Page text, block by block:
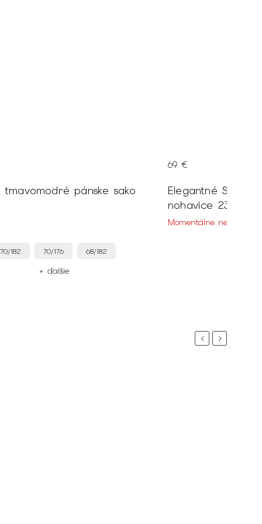
tmavomodré pánske sako
70/182 70/176 68/182
+ ďalšie
Elegantné Slim fit
nohavice 23445
Momentálne
69 €
PreviousNext